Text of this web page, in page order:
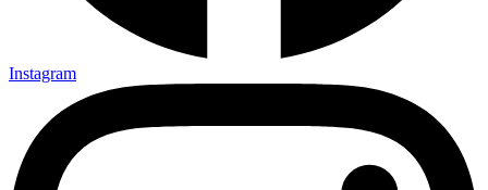
Instagram